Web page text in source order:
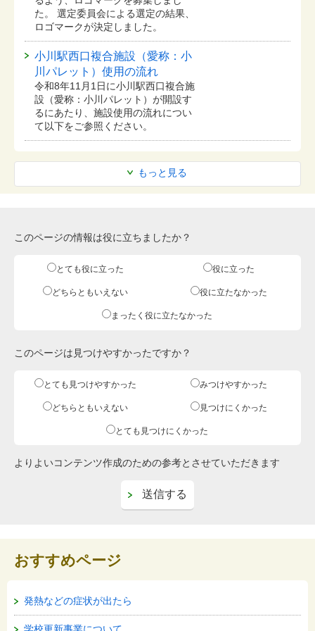
もっと見る
た。 選定委員会による選定の結果、
ロゴマークが決定しました。
小川駅西口複合施設（愛称：小
川パレット）使用の流れ
令和8年11月1日に小川駅西口複合施
設（愛称：小川パレット）が開設す
るにあたり、施設使用の流れについ
て以下をご参照ください。
このページの情報は役に立ちましたか？
とても役に立った 役に立った
どちらともいえない 役に立たなかった
まったく役に立たなかった
このページは見つけやすかったですか？
とても見つけやすかった みつけやすかった
どちらともいえない 見つけにくかった
とても見つけにくかった
よりよいコンテンツ作成のための参考とさせていただきます
おすすめページ
発熱などの症状が出たら